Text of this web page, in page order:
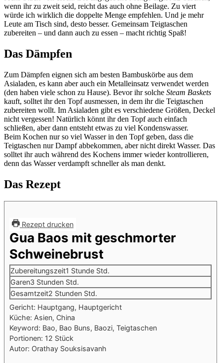
wenn ihr zu zweit seid, reicht das auch ohne Beilage. Zu viert
würde ich wirklich die doppelte Menge empfehlen. Und je mehr
Leute am Tisch sind, desto besser. Gemeinsam Teigtaschen
zubereiten – und dann auch zu essen – macht richtig Spaß!
Das Dämpfen
Zum Dämpfen eignen sich am besten Bambuskörbe aus dem
Asialaden, es kann aber auch ein Metalleinsatz verwendet werden
(den haben viele schon zu Hause). Bevor ihr solche Steam Baskets
kauft, solltet ihr den Topf ausmessen, in dem ihr die Teigtaschen
zubereiten wollt. Im Asialaden gibt es verschiedene Größen, Deckel
nicht vergessen! Natürlich könnt ihr den Topf auch einfach
schließen, aber dann entsteht etwas zu viel Kondenswasser.
Beim Kochen nur so viel Wasser in den Topf geben, dass die
Teigtaschen nur Dampf abbekommen, aber nicht direkt Wasser. Das
solltet ihr auch während des Kochens immer wieder kontrollieren,
denn das Wasser verdampft schneller als man denkt.
Das Rezept
Rezept drucken
Gua Baos mit geschmorter
Schweinebrust
Zubereitungszeit1 Stunde Std.
Garen3 Stunden Std.
Gesamtzeit2 Stunden Std.
Gericht: Hauptgang, Hauptgericht
Küche: Asien, China
Keyword: Bao, Bao Buns, Baozi, Teigtaschen
Portionen: 12 Stück
Autor: Orathay Souksisavanh